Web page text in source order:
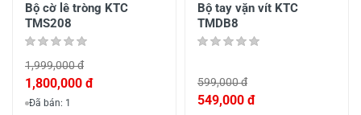
Bộ cờ lê tròng KTC
TMS208
1,999,000 đ
1,800,000 đ
Đã bán: 1
Bộ tay vặn vít KTC
TMDB8
599,000 đ
549,000 đ